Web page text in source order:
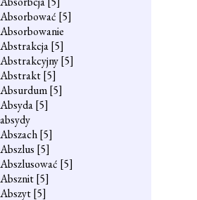
Absorbować [5]
Absorbowanie
Abstrakcja[5]
Abstrakcyjny[5]
Abstrakt[5]
Absurdum[5]
Absyda[5]
absydy
Abszach[5]
Abszlus [5]
Abszlusować [5]
Absznit[5]
Abszyt[5]